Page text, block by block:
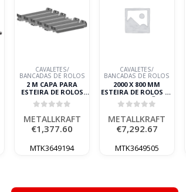
CAVALETES/
BANCADAS DE ROLOS
2 M CAPA PARA
ESTEIRA DE ROLOS
METALLKRAFT
METALLKRAFT
€1,377.60
MTK3649194
CAVALETES/
BANCADAS DE ROLOS
2000 X 800 MM
ESTEIRA DE ROLOS DE
ALIMENTAÇÃO
METALLKRAFT
METALLKRAFT
€7,292.67
MTK3649505